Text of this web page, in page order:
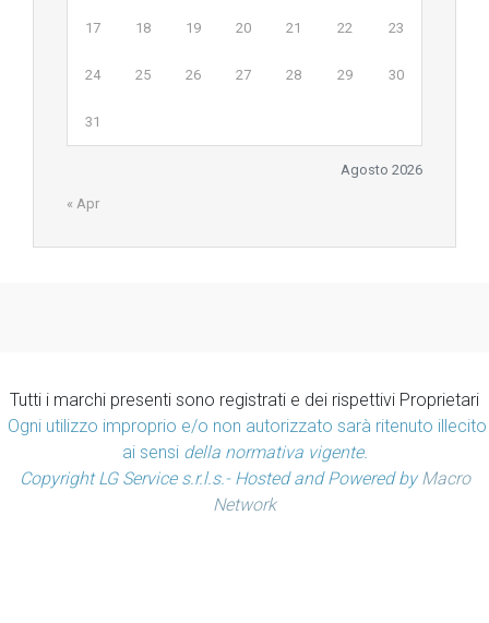
Agosto 2026
17 18 19 20 21 22 23
24 25 26 27 28 29 30
31
« Apr
Tutti i marchi presenti sono registrati e dei rispettivi Proprietari
Ogni utilizzo improprio e/o non autorizzato sarà ritenuto illecito
ai sensidella normativa vigente.
Copyright LG Service s.r.l.s.- Hosted and Powered byMacro
Network